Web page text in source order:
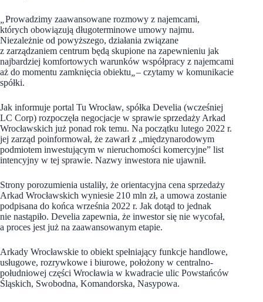
Prowadzimy zaawansowane rozmowy z najemcami,
których obowiązują długoterminowe umowy najmu.
Niezależnie od powyższego, działania związane
z zarządzaniem centrum będą skupione na zapewnieniu jak
najbardziej komfortowych warunków współpracy z najemcami
aż do momentu zamknięcia obiektu – czytamy w komunikacie
spółki.
Jak informuje portal Tu Wrocław, spółka Develia (wcześniej
LC Corp) rozpoczęła negocjacje w sprawie sprzedaży Arkad
Wrocławskich już ponad rok temu. Na początku lutego 2022 r.
jej zarząd poinformował, że zawarł z „międzynarodowym
podmiotem inwestującym w nieruchomości komercyjne” list
intencyjny w tej sprawie. Nazwy inwestora nie ujawnił.
Strony porozumienia ustaliły, że orientacyjna cena sprzedaży
Arkad Wrocławskich wyniesie 210 mln zł, a umowa zostanie
podpisana do końca września 2022 r. Jak dotąd to jednak
nie nastąpiło. Develia zapewnia, że inwestor się nie wycofał,
a proces jest już na zaawansowanym etapie.
Arkady Wrocławskie to obiekt spełniający funkcje handlowe,
usługowe, rozrywkowe i biurowe, położony w centralno-
południowej części Wrocławia w kwadracie ulic Powstańców
Śląskich, Swobodna, Komandorska, Nasypowa.